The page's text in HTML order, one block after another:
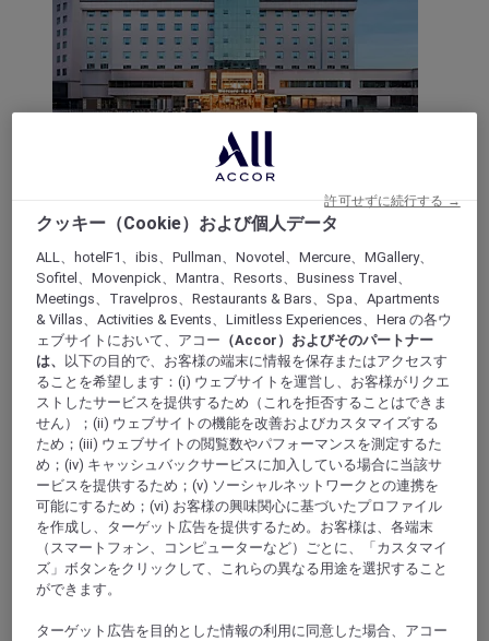
メルキュール張家界天門山
当ホテルには 153 室の客室があり、フルタイムレスト
ラン、ロビーバー、多目的ミーティングルーム、24 時
間営業のジム、セルフサービスのランドリールームな
どのインテリジェントな施設が備わっています。バス
および自動運転車用の無料駐車場をご利用ください。
これにより、ご出張や休暇を楽しむお客様にさらなる
便利さを提供します。
クッキー（Cookie）および個人データ
ALL、hotelF1、ibis、Pullman、Novotel、Mercure、MGallery、
Sofitel、Movenpick、Mantra、Resorts、Business Travel、
Meetings、Travelpros、Restaurants & Bars、Spa、Apartments
& Villas、Activities & Events、Limitless Experiences、Hera の各ウ
ェブサイトにおいて、アコー （Accor）およびそのパートナー
は、
以下の目的で、お客様の端末に情報を保存またはアクセスす
ることを希望します：(i) ウェブサイトを運営し、お客様がリクエ
ストしたサービスを提供するため（これを拒否することはできま
せん）；(ii) ウェブサイトの機能を改善およびカスタマイズする
ため；(iii) ウェブサイトの閲覧数やパフォーマンスを測定するた
め；(iv) キャッシュバックサービスに加入している場合に当該サ
ービスを提供するため；(v) ソーシャルネットワークとの連携を
可能にするため；(vi) お客様の興味関心に基づいたプロファイル
を作成し、ターゲット広告を提供するため。お客様は、各端末
（スマートフォン、コンピューターなど）ごとに、「カスタマイ
ズ」ボタンをクリックして、これらの異なる用途を選択すること
ができます。
ターゲット広告を目的とした情報の利用に同意した場合、アコー
許可せずに続行する →